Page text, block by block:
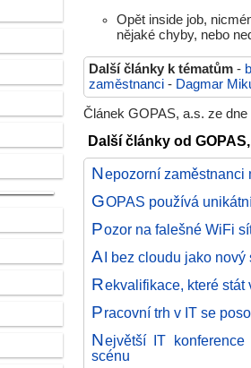
Opět inside job,
nějaké chyby, nebo
Další články k tématům -
zaměstnanci - Dagmar
Článek GOPAS, a.s. ze
Další články od
Nepozorní zaměstnanci
GOPAS používá
Pozor na falešné WiFi
AI bez cloudu jako
Rekvalifikace, které
Pracovní trh v IT se
Největší IT
scénu